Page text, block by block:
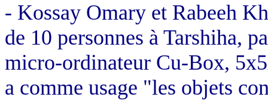
- Kossay Omary et Rabeeh
de 10 personnes à Tarshiha,
micro-ordinateur Cu-Box,
a comme usage "les objets